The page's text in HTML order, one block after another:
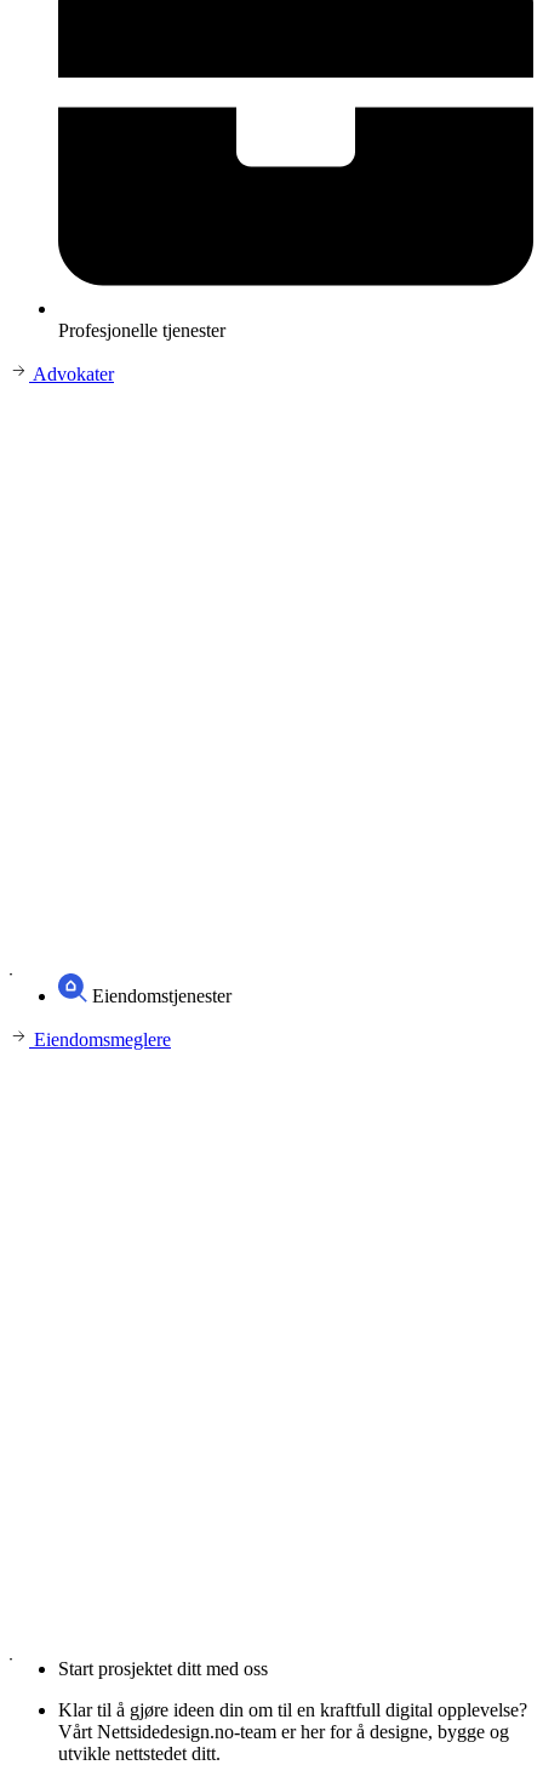
Profesjonelle tjenester
Advokater
Eiendomstjenester
Eiendomsmeglere
Start prosjektet ditt med oss
Klar til å gjøre ideen din om til en kraftfull digital opplevelse?
Vårt Nettsidedesign.no-team er her for å designe, bygge og
utvikle nettstedet ditt.